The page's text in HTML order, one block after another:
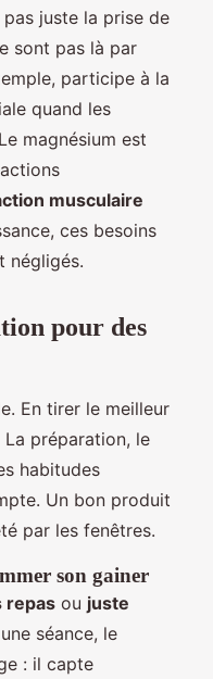
juste la prise de
sont pas là par
participe à la
quand les
magnésium est
musculaire
ces besoins
négligés.
pour des
En tirer le meilleur
La préparation, le
habitudes
Un bon produit
par les fenêtres.
son gainer
repas ou juste
séance, le
: il capte